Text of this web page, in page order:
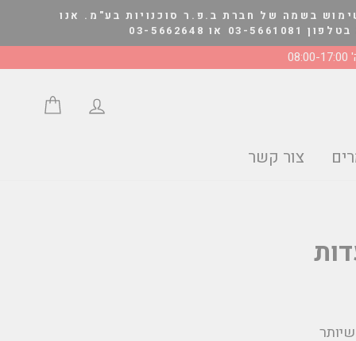
בשמה של חברת ב.פ.ר סוכנויות בע"מ. אנו
5662648
התחבר/י
צור קשר